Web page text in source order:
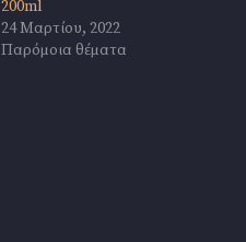
200ml
24 Μαρτίου, 2022
Παρόμοια θέματα